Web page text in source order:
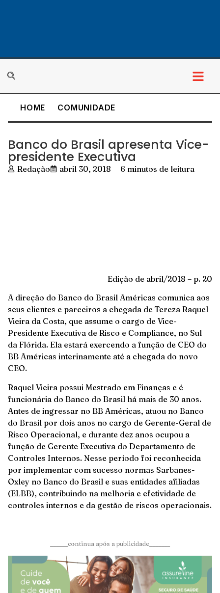
HOME COMUNIDADE
Banco do Brasil apresenta Vice-
presidente Executiva
Redação abril 30, 2018 6 minutos de leitura
Edição de abril/2018 – p. 20
A direção do Banco do Brasil Américas comunica aos
seus clientes e parceiros a chegada de Tereza Raquel
Vieira da Costa, que assume o cargo de Vice-
Presidente Executiva de Risco e Compliance, no Sul
da Flórida. Ela estará exercendo a função de CEO do
BB Américas interinamente até a chegada do novo
CEO.
Raquel Vieira possui Mestrado em Finanças e é
funcionária do Banco do Brasil há mais de 30 anos.
Antes de ingressar no BB Américas, atuou no Banco
do Brasil por dois anos no cargo de Gerente-Geral de
Risco Operacional, e durante dez anos ocupou a
função de Gerente Executiva do Departamento de
Controles Internos. Nesse período foi reconhecida
por implementar com sucesso normas Sarbanes-
Oxley no Banco do Brasil e suas entidades afiliadas
(ELBB), contribuindo na melhoria e efetividade de
controles internos e da gestão de riscos operacionais.
______continua após a publicidade_______